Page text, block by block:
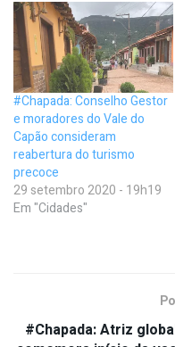
#Chapada: Conselho Gestor
e moradores do Vale do
Capão consideram
reabertura do turismo
precoce
29 setembro 2020 - 19h19
Em "Cidades"
#Chapada: Atriz